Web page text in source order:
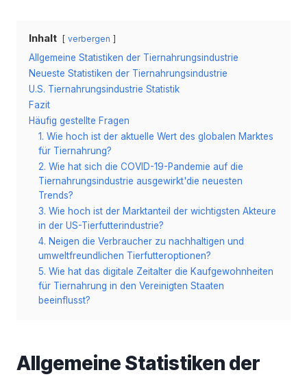
Inhalt verbergen
Allgemeine Statistiken der Tiernahrungsindustrie
Neueste Statistiken der Tiernahrungsindustrie
U.S. Tiernahrungsindustrie Statistik
Fazit
Häufig gestellte Fragen
1. Wie hoch ist der aktuelle Wert des globalen Marktes
für Tiernahrung?
2. Wie hat sich die COVID-19-Pandemie auf die
Tiernahrungsindustrie ausgewirkt'die neuesten
Trends?
3. Wie hoch ist der Marktanteil der wichtigsten Akteure
in der US-Tierfutterindustrie?
4. Neigen die Verbraucher zu nachhaltigen und
umweltfreundlichen Tierfutteroptionen?
5. Wie hat das digitale Zeitalter die Kaufgewohnheiten
für Tiernahrung in den Vereinigten Staaten
beeinflusst?
Allgemeine Statistiken der